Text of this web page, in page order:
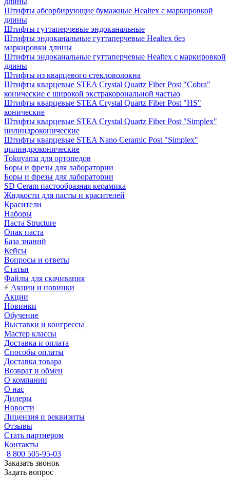
Штифты абсорбирующие бумажные Healtex с маркировкой
длины
Штифты гуттаперчевые эндоканальные
Штифты эндоканальные гуттаперчевые Healtex без
маркировки длины
Штифты эндоканальные гуттаперчевые Healtex с маркировкой
длины
Штифты из кварцевого стекловолокна
Штифты кварцевые STEA Crystal Quartz Fiber Post "Cobra"
конические c широкой экстракорональной частью
Штифты кварцевые STEA Crystal Quartz Fiber Post "HS"
конические
Штифты кварцевые STEA Crystal Quartz Fiber Post "Simplex"
цилиндроконические
Штифты кварцевые STEA Nano Ceramic Post "Simplex"
цилиндроконические
Tokuyama для ортопедов
Боры и фрезы для лаборатории
Боры и фрезы для лаборатории
SD Ceram пастообразная керамика
Жидкости для пасты и красителей
Красители
Наборы
Паста Structure
Опак паста
База знаний
Кейсы
Вопросы и ответы
Статьи
Файлы для скачивания
Акции и новинки
Акции
Новинки
Обучение
Выставки и конгрессы
Мастер классы
Доставка и оплата
Способы оплаты
Доставка товара
Возврат и обмен
О компании
О нас
Дилеры
Новости
Лицензия и реквизиты
Отзывы
Стать партнером
Контакты
8 800 505-95-03
Заказать звонок
Задать вопрос